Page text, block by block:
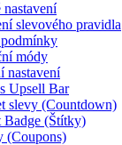
nastavení
slevového pravidla
módy
nastavení
Upsell Bar
slevy (Countdown)
Badge (Štítky)
(Coupons)